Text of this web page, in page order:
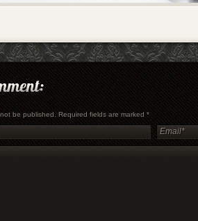
be published. Required fields are marked*